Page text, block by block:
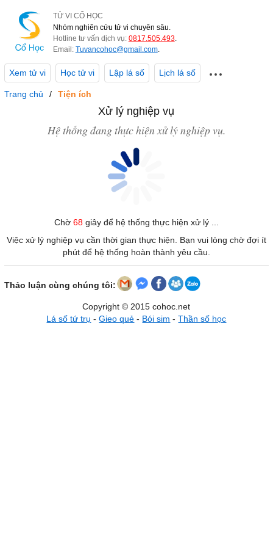
TỬ VI CỔ HỌC
Nhóm nghiên cứu tử vi chuyên sâu.
Hotline tư vấn dịch vụ: 0817.505.493.
Email: Tuvancohoc@gmail.com.
Xem tử vi Học tử vi Lập lá số Lịch lá số
Trang chủ Tiện ích
Xử lý nghiệp vụ
Hệ thống đang thực hiện xử lý nghiệp vụ.
Chờ 68giây để hệ thống thực hiện xử lý ...
Việc xử lý nghiệp vụ cần thời gian thực hiện. Bạn vui lòng chờ đợi ít
phút để hệ thống hoàn thành yêu cầu.
Thảo luận cùng chúng tôi:
Copyright © 2015 cohoc.net
Lá số tứ trụ -Gieo quẻ - Bói sim -Thần số học